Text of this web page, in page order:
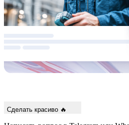
Сделать красиво 🔥